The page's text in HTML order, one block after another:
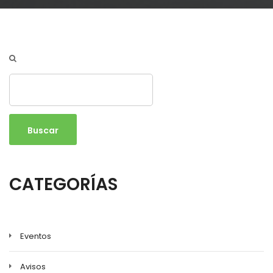
CATEGORÍAS
Eventos
Avisos